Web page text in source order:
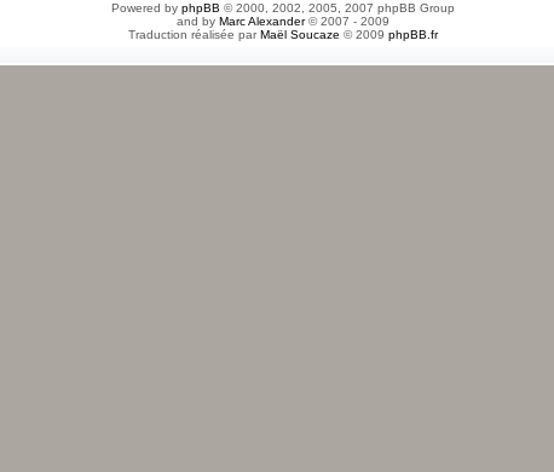
Powered by phpBB © 2000, 2002, 2005, 2007 phpBB Group
and by Marc Alexander© 2007 - 2009
Traduction réalisée parMaël Soucaze © 2009 phpBB.fr